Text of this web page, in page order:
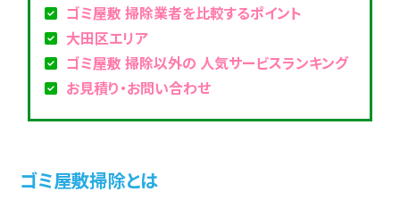
ゴミ屋敷 掃除業者を比較するポイント
大田区エリア
ゴミ屋敷 掃除以外の 人気サービスランキング
お見積り・お問い合わせ
ゴミ屋敷掃除とは